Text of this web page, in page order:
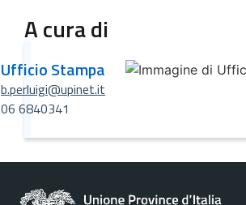
A cura di
Ufficio Stampa
b.perluigi@upinet.it
06 6840341